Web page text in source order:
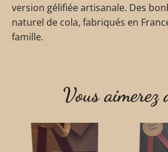
version gélifiée artisanale. Des
naturel de cola, fabriqués en
famille.
Vous aimerez